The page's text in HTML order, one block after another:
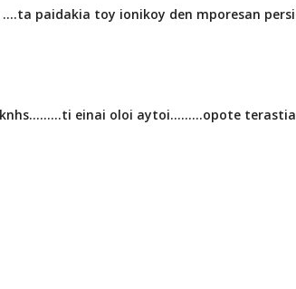
paidakia toy ionikoy den mporesan persi
einai oloi aytoi.........opote terastia